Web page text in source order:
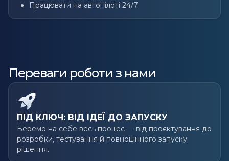
Працювати на автопілоті 24/7
Переваги роботи з нами
ПІД КЛЮЧ: ВІД ІДЕЇ ДО ЗАПУСКУ
Беремо на себе весь процес — від проєктування до
розробки, тестування й повноцінного запуску
рішення.